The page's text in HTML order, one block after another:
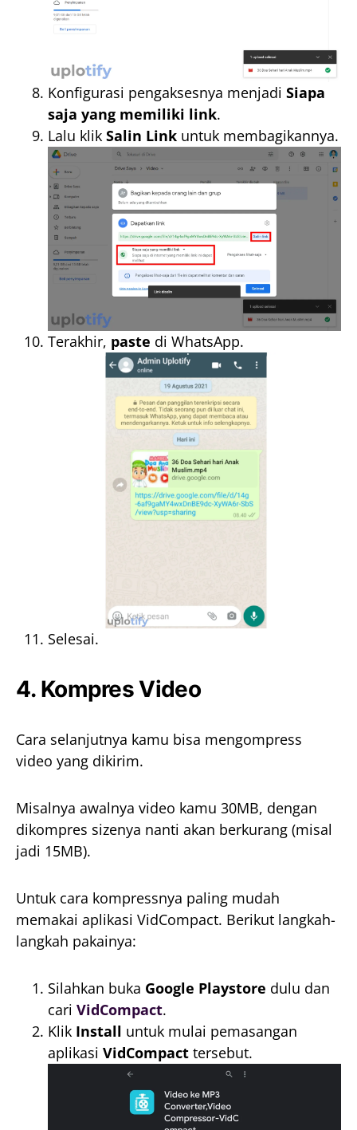
Konfigurasi pengaksesnya menjadi Siapa
saja yang memiliki link.
Lalu klik Salin Link untuk membagikannya.
Terakhir, paste di WhatsApp.
Selesai.
4. Kompres Video
Cara selanjutnya kamu bisa mengompress
video yang dikirim.
Misalnya awalnya video kamu 30MB, dengan
dikompres sizenya nanti akan berkurang (misal
jadi 15MB).
Untuk cara kompressnya paling mudah
memakai aplikasi VidCompact. Berikut langkah-
langkah pakainya:
Silahkan buka Google Playstore dulu dan
cari VidCompact.
Klik Install untuk mulai pemasangan
aplikasi VidCompact tersebut.